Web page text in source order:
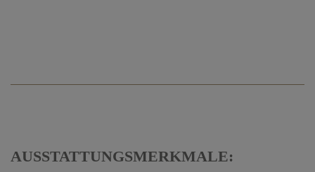
AUSSTATTUNGSMERKMALE: